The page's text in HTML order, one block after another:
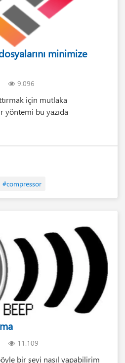
minimize
9.096
için mutlaka
yöntemi bu yazıda
#compressor
11.109
bir şeyi nasıl yapabilirim